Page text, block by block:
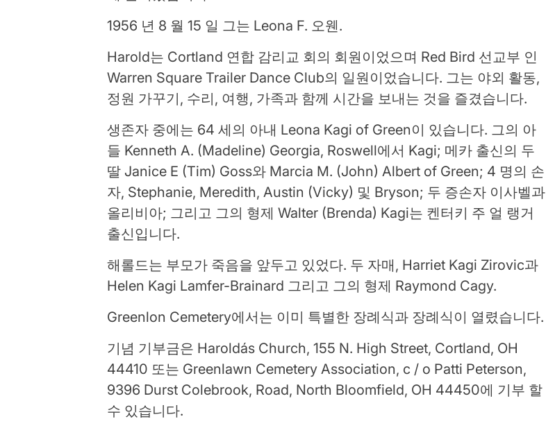
1956 년 8 월 15 일 그는 Leona F. 오웬.
Harold는 Cortland 연합 감리교 회의 회원이었으며 Red Bird 선교부 인
Warren Square Trailer Dance Club의 일원이었습니다. 그는 야외 활동,
정원 가꾸기, 수리, 여행, 가족과 함께 시간을 보내는 것을 즐겼습니다.
생존자 중에는 64 세의 아내 Leona Kagi of Green이 있습니다. 그의 아
들 Kenneth A. (Madeline) Georgia, Roswell에서 Kagi; 메카 출신의 두
딸 Janice E (Tim) Goss와 Marcia M. (John) Albert of Green; 4 명의 손
자, Stephanie, Meredith, Austin (Vicky) 및 Bryson; 두 증손자 이사벨과
올리비아; 그리고 그의 형제 Walter (Brenda) Kagi는 켄터키 주 얼 랭거
출신입니다.
해롤드는 부모가 죽음을 앞두고 있었다. 두 자매, Harriet Kagi Zirovic과
Helen Kagi Lamfer-Brainard 그리고 그의 형제 Raymond Cagy.
Greenlon Cemetery에서는 이미 특별한 장례식과 장례식이 열렸습니다.
기념 기부금은 Haroldás Church, 155 N. High Street, Cortland, OH
44410 또는 Greenlawn Cemetery Association, c / o Patti Peterson,
9396 Durst Colebrook, Road, North Bloomfield, OH 44450에 기부 할
수 있습니다.